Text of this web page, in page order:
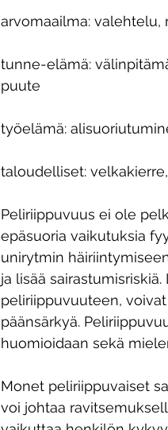
arvomaailma:
tunne-elämä:
puute
työelämä:
taloudelliset:
Peliriippuvuus ei ole
epäsuoria vaikutuksia
unirytmin
ja lisää
peliriippuvuuteen,
päänsärkyä.
huomioidaan sekä
Monet peliriippuvaiset
voi johtaa